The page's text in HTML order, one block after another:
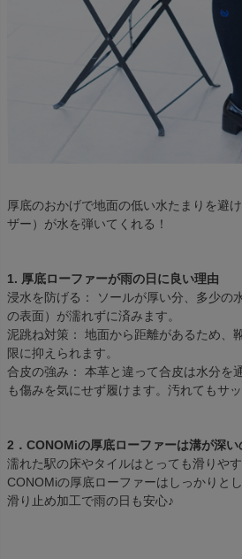
厚底のおかげで地面の低い水たまりを避
ザー）が水を弾いてくれる！
1. 厚底ローファーが雨の日に良い理由
浸水を防げる： ソールが厚い分、多少の
の表面）が濡れずに済みます。
泥跳ね対策： 地面から距離があるため、
限に抑えられます。
合皮の強み： 本革と違って合皮は水分を
も傷みを気にせず履けます。汚れてもサ
2．CONOMiの厚底ローファーは溝が深い
濡れた駅の床やタイルはとっても滑りやす
CONOMiの厚底ローファーはしっかりと
滑り止め加工で雨の日も安心♪